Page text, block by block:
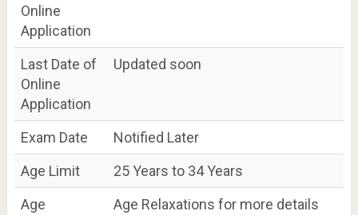
Online
Application
Last Date of
Online
Application
Updated soon
Exam Date
Notified Later
Age Limit
25 Years to 34 Years
Age
Age Relaxations for more details